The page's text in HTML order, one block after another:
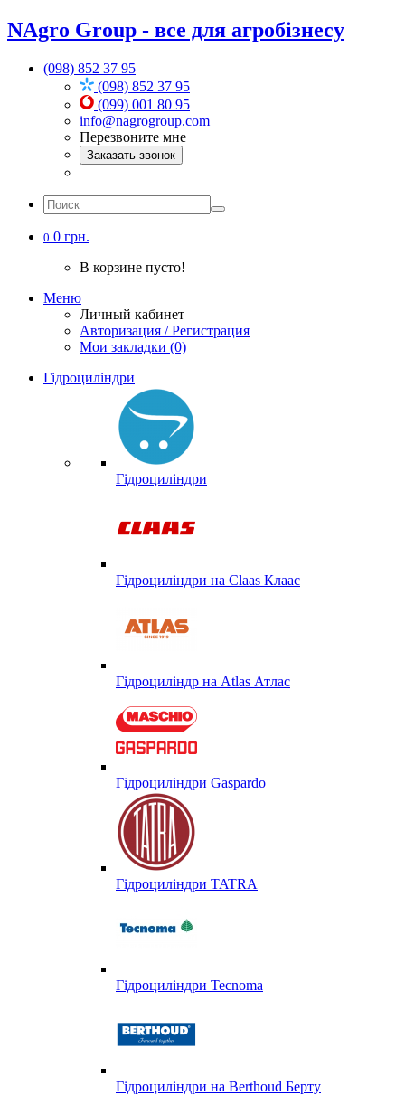
NAgro Group - все для агробізнесу
(098) 852 37 95
(098) 852 37 95
(099) 001 80 95
info@nagrogroup.com
Перезвоните мне
Заказать звонок
0 0 грн.
В корзине пусто!
Меню
Личный кабинет
Авторизация / Регистрация
Мои закладки (0)
Гідроциліндри
Гідроциліндри
Гідроциліндри на Claas Клаас
Гідроциліндр на Atlas Атлас
Гідроциліндри Gaspardo
Гідроциліндри TATRA
Гідроциліндри Tecnoma
Гідроциліндри на Berthoud Берту